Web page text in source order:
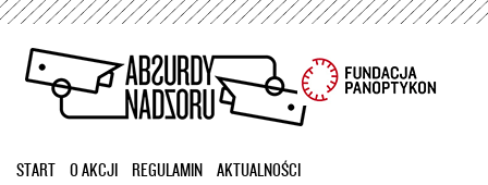
Przejdź
treści
START O AKCJI REGULAMIN
AKTUALNOŚCI